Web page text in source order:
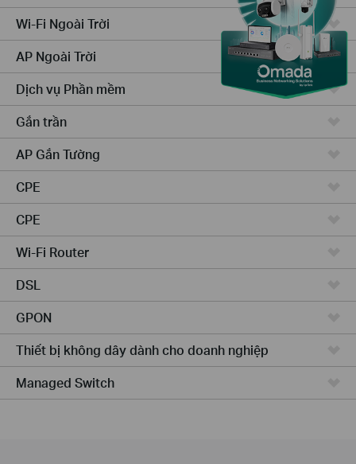
Wi-Fi Ngoài Trời
AP Ngoài Trời
Dịch vụ Phần mềm
Gắn trần
AP Gắn Tường
CPE
CPE
Wi-Fi Router
DSL
GPON
Thiết bị không dây dành cho doanh nghiệp
Managed Switch